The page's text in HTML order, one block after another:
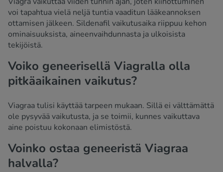
voi tapahtua vielä neljä tuntia vaaditun lääkeannoksen
ottamisen jälkeen. Sildenafil vaikutusaika riippuu kehon
ominaisuuksista, aineenvaihdunnasta ja ulkoisista
tekijöistä.
Voiko geneerisellä Viagralla olla
pitkäaikainen vaikutus?
Viagraa tulisi käyttää tarpeen mukaan. Sillä ei välttämättä
ole pysyvää vaikutusta, ja se toimii, kunnes vaikuttava
aine poistuu kokonaan elimistöstä.
Voinko ostaa geneeristä Viagraa
halvalla?